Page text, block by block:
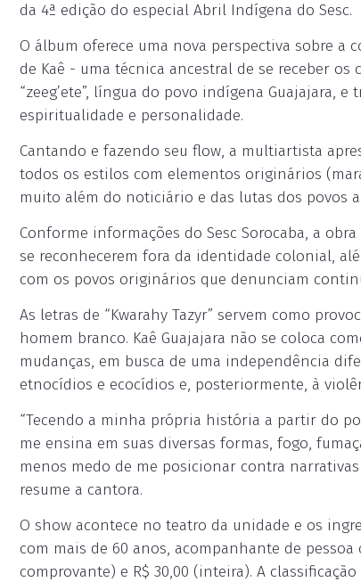
da 4ª edição do especial Abril Indígena do Sesc.
O álbum oferece uma nova perspectiva sobre
de Kaê - uma técnica ancestral de se receber os
“zeeg’ete”, língua do povo indígena Guajajara,
espiritualidade e personalidade.
Cantando e fazendo seu flow, a multiartista
todos os estilos com elementos originários
muito além do noticiário e das lutas dos povos
Conforme informações do Sesc Sorocaba, a
se reconhecerem fora da identidade colonial,
com os povos originários que denunciam
As letras de “Kwarahy Tazyr” servem como
homem branco. Kaê Guajajara não se coloca
mudanças, em busca de uma independência
etnocídios e ecocídios e, posteriormente, à
“Tecendo a minha própria história a partir do
me ensina em suas diversas formas, fogo,
menos medo de me posicionar contra
resume a cantora.
O show acontece no teatro da unidade e os
com mais de 60 anos, acompanhante de
comprovante) e R$ 30,00 (inteira). A